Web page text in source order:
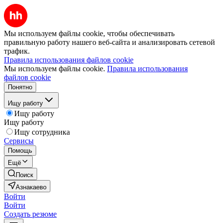
Мы используем файлы cookie, чтобы обеспечивать
правильную работу нашего веб-сайта и анализировать сетевой
трафик.
Правила использования файлов cookie
Мы используем файлы cookie. Правила использования
файлов cookie
Понятно
Ищу работу
Ищу работу
Ищу работу
Ищу сотрудника
Сервисы
Помощь
Ещё
Поиск
Азнакаево
Войти
Войти
Создать резюме